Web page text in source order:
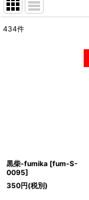
434件
黒柴-fumika [fum-S-
0095]
350円(税別)